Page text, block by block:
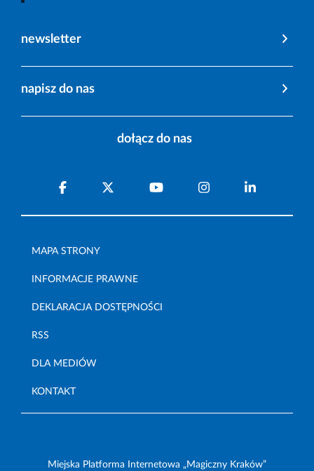
newsletter
napisz do nas
dołącz do nas
MAPA STRONY
INFORMACJE PRAWNE
DEKLARACJA DOSTĘPNOŚCI
RSS
DLA MEDIÓW
KONTAKT
Miejska Platforma Internetowa „Magiczny Kraków”